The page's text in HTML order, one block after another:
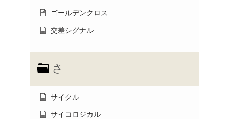
ゴールデンクロス
交差シグナル
さ
サイクル
サイコロジカル